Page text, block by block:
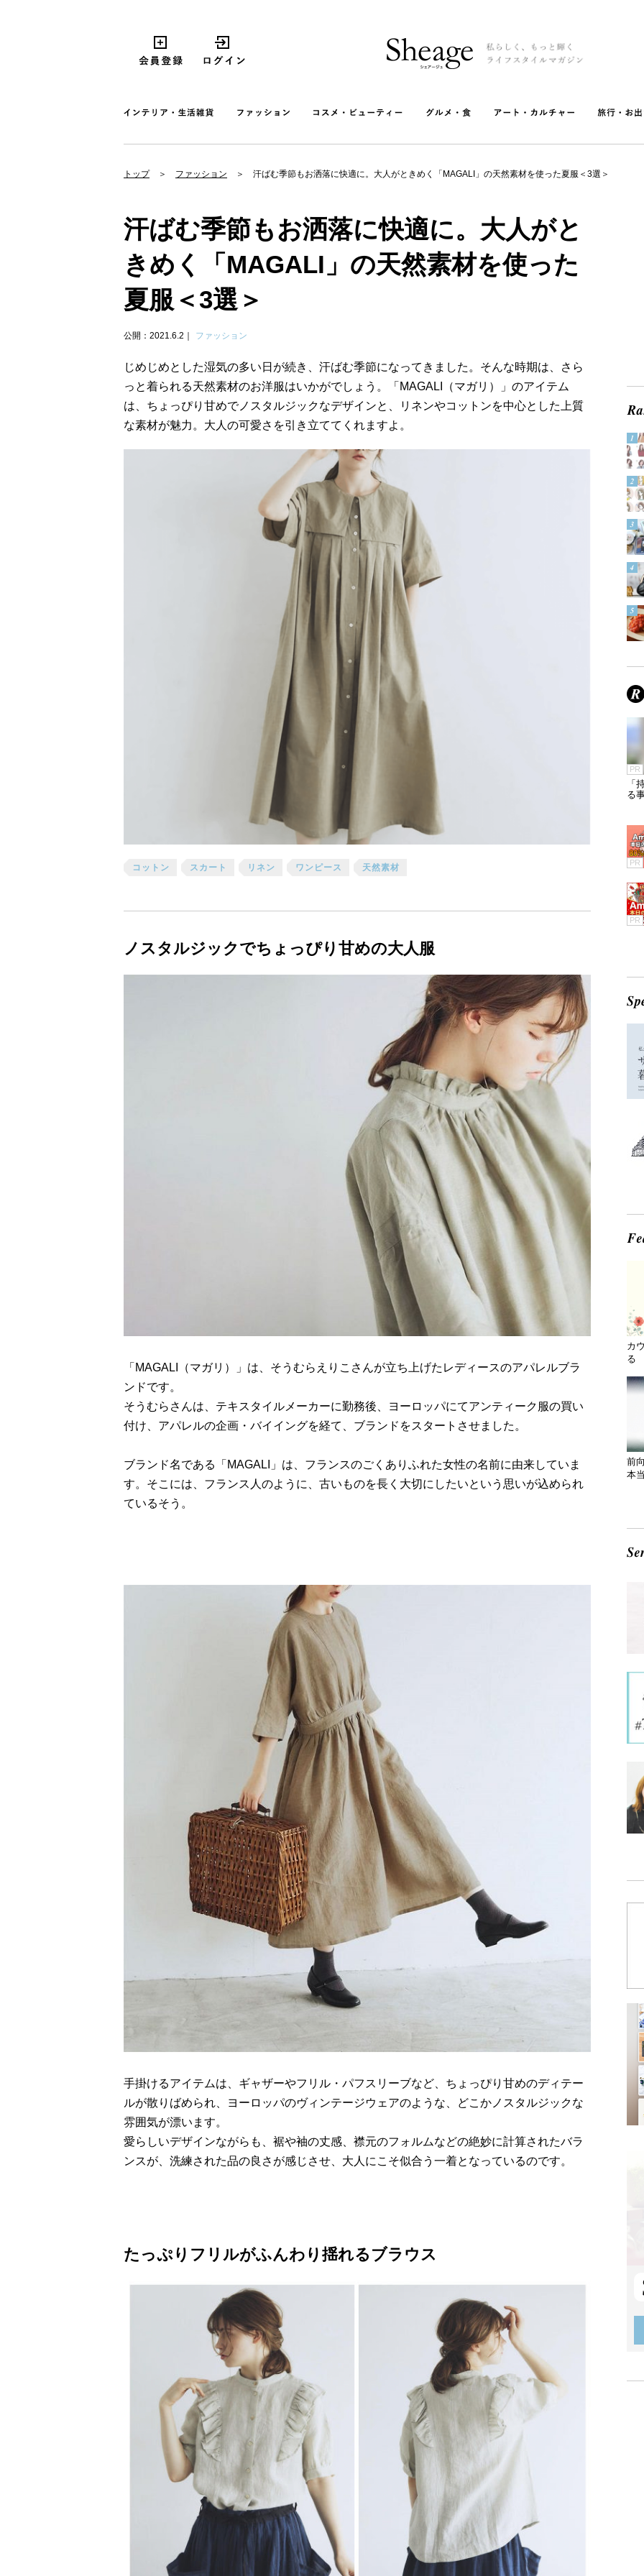
トップ ファッション 汗ばむ季節もお洒落に快適に。大人がときめく「MAGALI」の天然素材を使った夏服＜3選＞
汗ばむ季節もお洒落に快適に。大人がと
きめく「MAGALI」の天然素材を使った
夏服＜3選＞
公開：2021.6.2 ファッション
じめじめとした湿気の多い日が続き、汗ばむ季節になってきました。そんな時期は、さら
っと着られる天然素材のお洋服はいかがでしょう。「MAGALI（マガリ）」のアイテム
は、ちょっぴり甘めでノスタルジックなデザインと、リネンやコットンを中心とした上質
な素材が魅力。大人の可愛さを引き立ててくれますよ。
コットン スカート リネン ワンピース 天然素材
ノスタルジックでちょっぴり甘めの大人服
「MAGALI（マガリ）」は、そうむらえりこさんが立ち上げたレディースのアパレルブラ
ンドです。
そうむらさんは、テキスタイルメーカーに勤務後、ヨーロッパにてアンティーク服の買い
付け、アパレルの企画・バイイングを経て、ブランドをスタートさせました。
ブランド名である「MAGALI」は、フランスのごくありふれた女性の名前に由来していま
す。そこには、フランス人のように、古いものを長く大切にしたいという思いが込められ
ているそう。
手掛けるアイテムは、ギャザーやフリル・パフスリーブなど、ちょっぴり甘めのディテー
ルが散りばめられ、ヨーロッパのヴィンテージウェアのような、どこかノスタルジックな
雰囲気が漂います。
愛らしいデザインながらも、裾や袖の丈感、襟元のフォルムなどの絶妙に計算されたバラ
ンスが、洗練された品の良さが感じさせ、大人にこそ似合う一着となっているのです。
たっぷりフリルがふんわり揺れるブラウス
PR
「
る
PR
PR
カ
る
前
本